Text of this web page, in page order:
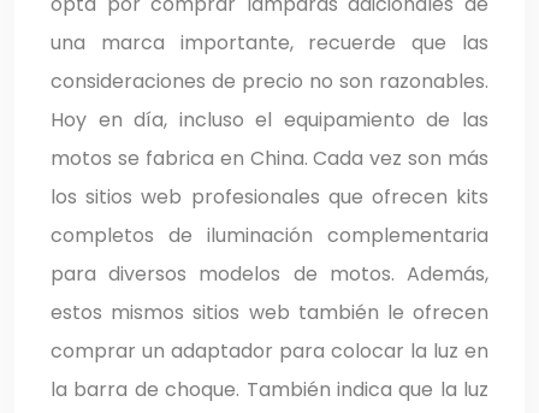
una marca importante, recuerde que las
consideraciones de precio no son razonables.
Hoy en día, incluso el equipamiento de las
motos se fabrica en China. Cada vez son más
los sitios web profesionales que ofrecen kits
completos de iluminación complementaria
para diversos modelos de motos. Además,
estos mismos sitios web también le ofrecen
comprar un adaptador para colocar la luz en
la barra de choque. También indica que la luz